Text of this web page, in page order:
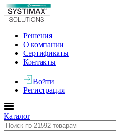
Решения
О компании
Сертификаты
Контакты
Войти
Регистрация
Каталог